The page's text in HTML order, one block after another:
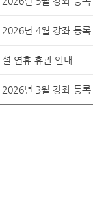
2026년 4월 강좌 등록
설 연휴 휴관 안내
2026년 3월 강좌 등록